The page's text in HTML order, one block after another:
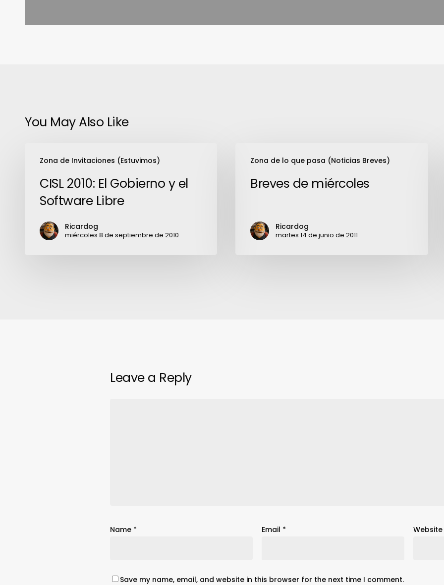
You May Also Like
Zona de Invitaciones (Estuvimos)
2010:
Gobierno
Software
CISL 2010: El Gobierno y el
Software Libre
Ricardog
miércoles 8 de septiembre de 2010
Zona de lo que pasa (Noticias Breves)
miércoles
Breves de miércoles
Ricardog
martes 14 de junio de 2011
Leave a Reply
Name * Email * Website
Save my name, email, and website in this browser for the next time I comment.